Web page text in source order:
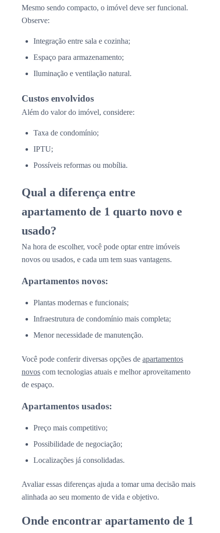
Mesmo sendo compacto, o imóvel deve ser funcional.
Observe:
Integração entre sala e cozinha;
Espaço para armazenamento;
Iluminação e ventilação natural.
Custos envolvidos
Além do valor do imóvel, considere:
Taxa de condomínio;
IPTU;
Possíveis reformas ou mobília.
Qual a diferença entre
apartamento de 1 quarto novo e
usado?
Na hora de escolher, você pode optar entre imóveis
novos ou usados, e cada um tem suas vantagens.
Apartamentos novos:
Plantas modernas e funcionais;
Infraestrutura de condomínio mais completa;
Menor necessidade de manutenção.
Você pode conferir diversas opções de apartamentos
novos com tecnologias atuais e melhor aproveitamento
de espaço.
Apartamentos usados:
Preço mais competitivo;
Possibilidade de negociação;
Localizações já consolidadas.
Avaliar essas diferenças ajuda a tomar uma decisão mais
alinhada ao seu momento de vida e objetivo.
Onde encontrar apartamento de 1